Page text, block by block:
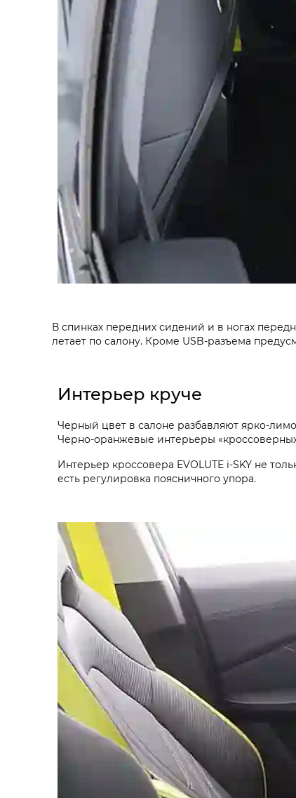
В спинках передних сидений и в ногах
летает по салону. Кроме USB-разъема
Интерьер круче
Черный цвет в салоне разбавляют ярко-
Черно-оранжевые интерьеры
Интерьер кроссовера EVOLUTE i‑SKY не
есть регулировка поясничного упора.